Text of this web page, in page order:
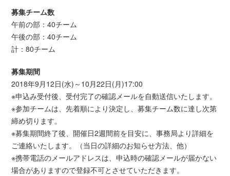
募集チーム数
午前の部：40チーム
午後の部：40チーム
計：80チーム
募集期間
2018年9月12日(水)～10月22日(月)17:00
※申込み受付後、受付完了の確認メールを自動送信いたします。
※参加チームは、先着順により決定し、募集チーム数に達し次第
締め切ります。
※募集期間終了後、開催日2週間前を目安に、事務局より詳細を
ご連絡いたします。（当日の詳細のお知らせ方法、他）
※携帯電話のメールアドレスは、申込時の確認メールが届かない
場合がありますので登録不可とさせていただきます。